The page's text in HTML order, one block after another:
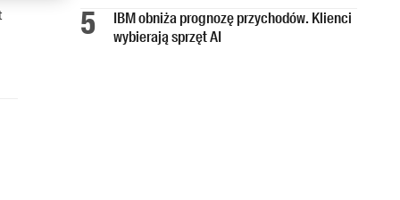
IBM obniża prognozę przychodów. Klienci
wybierają sprzęt AI